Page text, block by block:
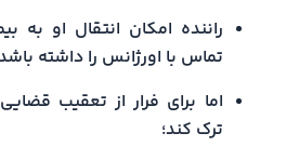
راننده امکان انتقال او به
تماس با اورژانس را داشته
اما برای فرار از تعقیب
ترک کند؛